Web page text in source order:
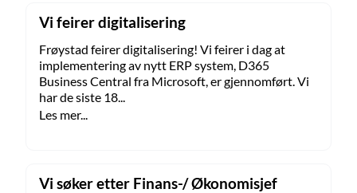
Vi feirer digitalisering
Frøystad feirer digitalisering! Vi feirer i dag at
implementering av nytt ERP system, D365
Business Central fra Microsoft, er gjennomført. Vi
har de siste 18...
Les mer...
Vi søker etter Finans-/ Økonomisjef